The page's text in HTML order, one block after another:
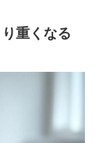
重くなる